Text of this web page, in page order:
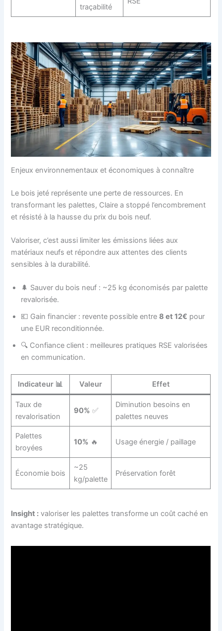
traçabilité
Enjeux environnementaux et économiques à connaître
Le bois jeté représente une perte de ressources. En
transformant les palettes, Claire a stoppé l’encombrement
et résisté à la hausse du prix du bois neuf.
Valoriser, c’est aussi limiter les émissions liées aux
matériaux neufs et répondre aux attentes des clients
sensibles à la durabilité.
🌲 Sauver du bois neuf : ~25 kg économisés par palette
revalorisée.
💶 Gain financier : revente possible entre8 et 12€ pour
une EUR reconditionnée.
🔍 Confiance client : meilleures pratiques RSE valorisées
en communication.
Indicateur 📊 Valeur Effet
Taux de
revalorisation
90% ✅
Diminution besoins en
palettes neuves
Palettes
broyées
10% 🔥 Usage énergie / paillage
Économie bois
~25
kg/palette
Préservation forêt
Insight : valoriser les palettes transforme un coût caché en
avantage stratégique.